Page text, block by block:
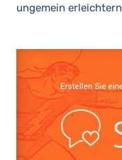
ungemein